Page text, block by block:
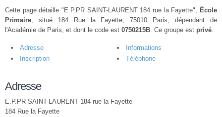
Cette page détaille "E.P.PR SAINT-LAURENT 184 rue la Fayette", École
Primaire, situé 184 Rue la Fayette, 75010 Paris, dépendant de
l'Académie de Paris, et dont le code est 0750215B. Ce groupe est privé.
Adresse
Informations
Inscription
Téléphone
Adresse
E.P.PR SAINT-LAURENT 184 rue la Fayette
184 Rue la Fayette